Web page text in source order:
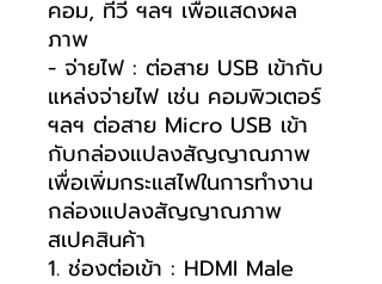
คอม, ทีวี ฯลฯ เพื่อแสดงผล
ภาพ
- จ่ายไฟ : ต่อสาย USB เข้ากับ
แหล่งจ่ายไฟ เช่น คอมพิวเตอร์
ฯลฯ ต่อสาย Micro USB เข้า
กับกล่องแปลงสัญญาณภาพ
เพื่อเพิ่มกระแสไฟในการทำงาน
กล่องแปลงสัญญาณภาพ
สเปคสินค้า
1. ช่องต่อเข้า : HDMI Male